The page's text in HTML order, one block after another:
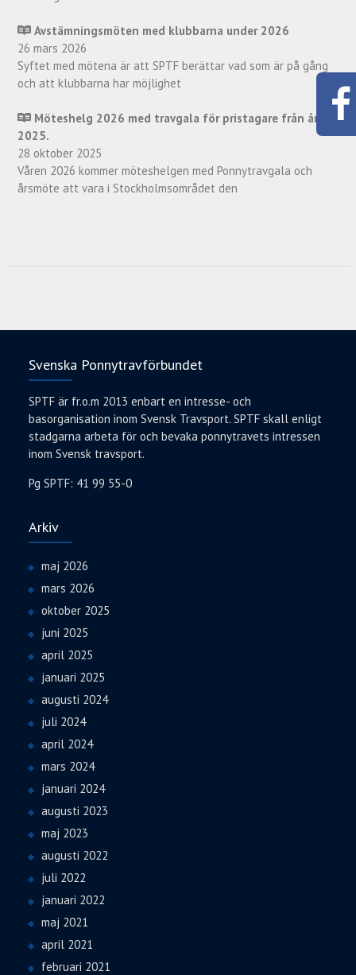
Avstämningsmöten med klubbarna under 2026
26 mars 2026
Syftet med mötena är att SPTF berättar vad som är på gång
och att klubbarna har möjlighet
Möteshelg 2026 med travgala för pristagare från år
2025.
28 oktober 2025
Våren 2026 kommer möteshelgen med Ponnytravgala och
årsmöte att vara i Stockholmsområdet den
Svenska Ponnytravförbundet
SPTF är fr.o.m 2013 enbart en intresse- och
basorganisation inom Svensk Travsport. SPTF skall enligt
stadgarna arbeta för och bevaka ponnytravets intressen
inom Svensk travsport.
Pg SPTF: 41 99 55-0
Arkiv
maj 2026
mars 2026
oktober 2025
juni 2025
april 2025
januari 2025
augusti 2024
juli 2024
april 2024
mars 2024
januari 2024
augusti 2023
maj 2023
augusti 2022
juli 2022
januari 2022
maj 2021
april 2021
februari 2021